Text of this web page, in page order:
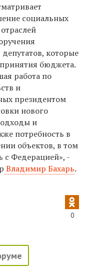
социальных
которые
бюджета.
работа по
и
президентом
нового
и
потребность в
объектов, в том
с Федерацией», -
Владимир Бахарь.
0